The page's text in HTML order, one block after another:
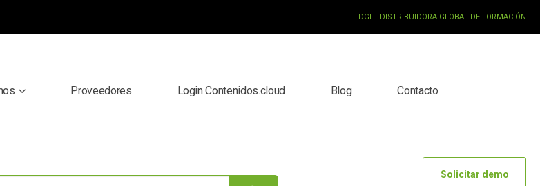
DGF - DISTRIBUIDORA GLOBAL DE FORMACIÓN
Proveedores Login Contenidos.cloud Blog Contacto
Solicitar demo